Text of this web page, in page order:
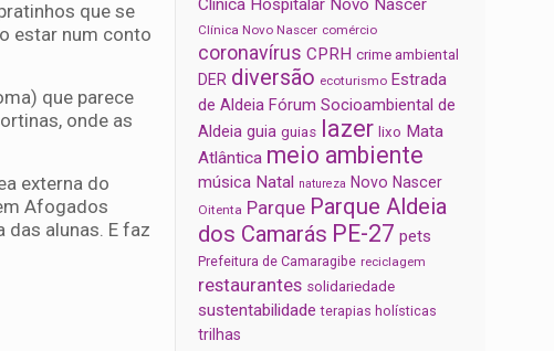
que se
estar num conto
que parece
onde as
externa do
Afogados
alunas. E faz
Clínica Hospitalar Novo Nascer
Clínica Novo Nascer comércio
coronavírus CPRH crime ambiental
DER diversão ecoturismo Estrada
de Aldeia Fórum Socioambiental de
Aldeia guia guias lazer lixo Mata
Atlântica meio ambiente
música Natal natureza Novo Nascer
Oitenta Parque Parque Aldeia
dos Camarás PE-27 pets
Prefeitura de Camaragibe reciclagem
restaurantes solidariedade
sustentabilidade terapias holísticas
trilhas